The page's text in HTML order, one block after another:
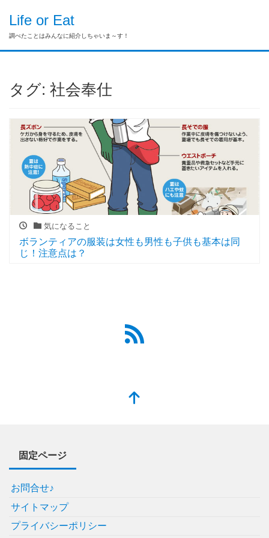
Life or Eat
調べたことはみんなに紹介しちゃいま～す！
タグ: 社会奉仕
気になること
ボランティアの服装は女性も男性も子供も基本は同
じ！注意点は？
固定ページ
お問合せ♪
サイトマップ
プライバシーポリシー